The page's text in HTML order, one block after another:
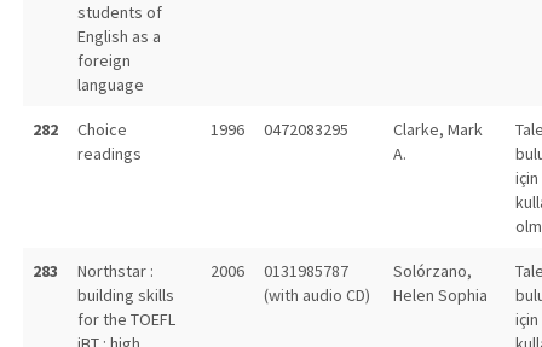
students of
English as a
foreign
language
282
Choice
readings
1996 0472083295
Clarke, Mark
A.
için
283
Northstar :
building skills
for the TOEFL
2006
0131985787
(with audio CD)
Solórzano,
Helen Sophia
için